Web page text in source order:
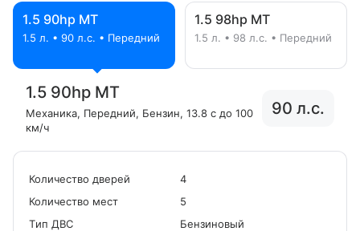
1.5 90hp MT
1.5 л. • 90 л.с. • Передний
1.5 98hp MT
1.5 л. • 98 л.с. • Передний
1.5 90hp MT
Механика, Передний, Бензин, 13.8 с до 100
км/ч
90 л.с.
Количество дверей
4
Количество мест
5
Tип ДВС
Бензиновый